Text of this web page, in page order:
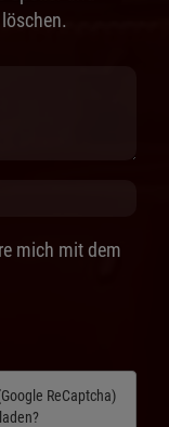
mich mit dem
ReCaptcha)